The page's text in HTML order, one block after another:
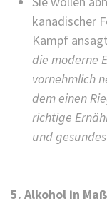
kanadischer
Kampf
die moderne
vornehmlich
dem einen
richtige
und
5. Alkohol in